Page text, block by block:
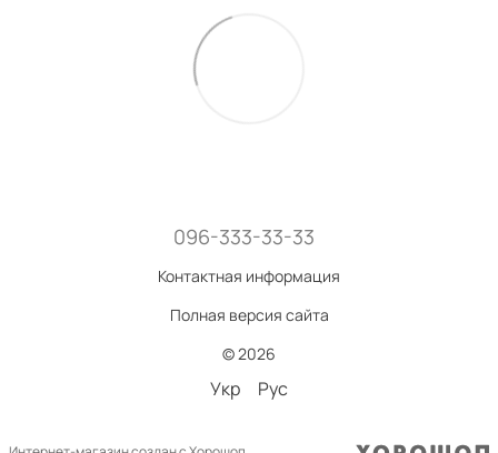
096-333-33-33
Контактная информация
Полная версия сайта
© 2026
Укр Рус